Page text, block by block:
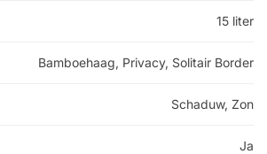
15 liter
Bamboehaag, Privacy, Solitair Border
Schaduw, Zon
Ja